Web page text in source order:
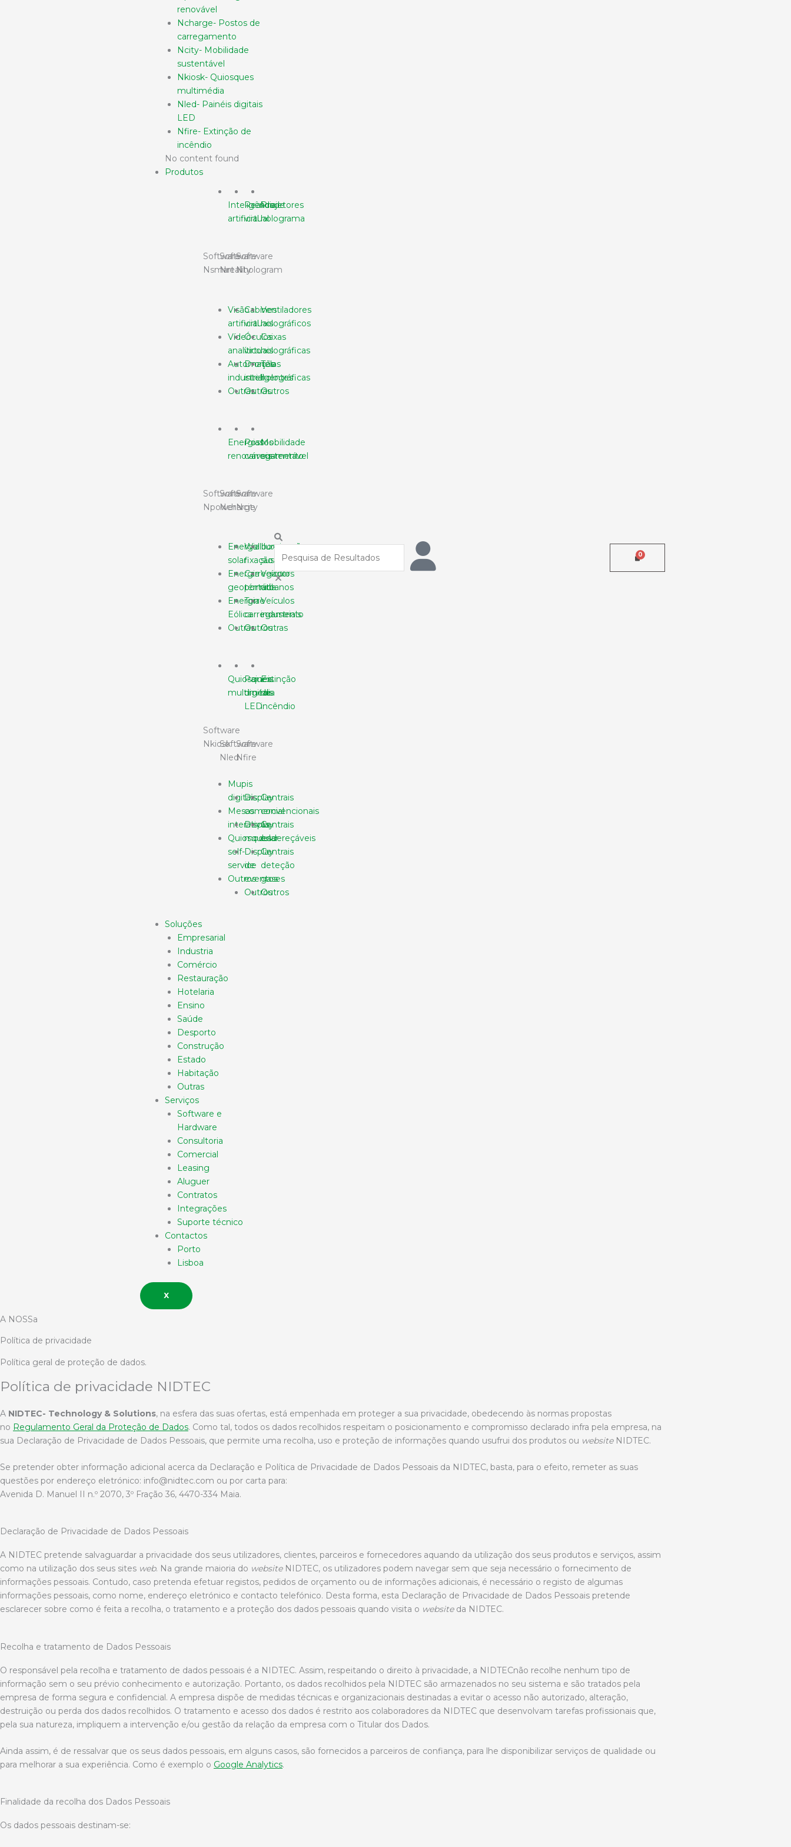
renovável
Ncharge- Postos de
carregamento
Ncity- Mobilidade
sustentável
Nkiosk- Quiosques
multimédia
Nled- Painéis digitais
LED
Nfire- Extinção de
incêndio
No content found
Produtos
Inteligência
artificial
Software
Nsmart
Visão
artificial
Vídeo
analítico
Automação
industrial
Outras
Energias
renováveis
Software
Npower
Energia
solar
Energia
geotérmica
Energia
Eólica
Outras
Quiosques
multimédia
Software
Nkiosk
Mupis
digitais
Mesas
interativas
Quiosques
self-
service
Outros
Realidade
virtual
Software
Nreality
Cabines
virtuais
Óculos
virtuais
Drones
inteligentes
Outras
Postos
carregamento
Software
Ncharge
Wallbox
fixação
Carregador
portátil
Torre
carregamento
Outros
Painéis
digitais
LED
Software
Nled
Display
comercial
Display
modular
Display
de
eventos
Outros
Projetores
holograma
Software
Nhologram
Ventiladores
holográficos
Caixas
holográficas
Telas
holográficas
Outros
Mobilidade
sustentável
Software
Ncity
Iluminação
sustentável
Veículos
urbanos
Veículos
industriais
Outras
Extinção
de
incêndio
Software
Nfire
Centrais
convencionais
Centrais
endereçáveis
Centrais
deteção
gases
Outros
Soluções
Empresarial
Industria
Comércio
Restauração
Hotelaria
Ensino
Saúde
Desporto
Construção
Estado
Habitação
Outras
Serviços
Software e
Hardware
Consultoria
Comercial
Leasing
Aluguer
Contratos
Integrações
Suporte técnico
Contactos
Porto
Lisboa
X
Procurar
A NOSSa
Política de privacidade
Política geral de proteção de dados.
Política de privacidade NIDTEC
A NIDTEC- Technology & Solutions, na esfera das suas ofertas, está empenhada em proteger a sua privacidade, obedecendo às normas propostas
no Regulamento Geral da Proteção de Dados. Como tal, todos os dados recolhidos respeitam o posicionamento e compromisso declarado infra pela empresa, na
sua Declaração de Privacidade de Dados Pessoais, que permite uma recolha, uso e proteção de informações quando usufrui dos produtos ou websiteNIDTEC.
Se pretender obter informação adicional acerca da Declaração e Política de Privacidade de Dados Pessoais da NIDTEC, basta, para o efeito, remeter as suas
questões por endereço eletrónico: info@nidtec.com ou por carta para:
Avenida D. Manuel II n.º 2070, 3º Fração 36, 4470-334 Maia.
Declaração de Privacidade de Dados Pessoais
A NIDTEC pretende salvaguardar a privacidade dos seus utilizadores, clientes, parceiros e fornecedores aquando da utilização dos seus produtos e serviços, assim
como na utilização dos seus sites web. Na grande maioria do websiteNIDTEC, os utilizadores podem navegar sem que seja necessário o fornecimento de
informações pessoais. Contudo, caso pretenda efetuar registos, pedidos de orçamento ou de informações adicionais, é necessário o registo de algumas
informações pessoais, como nome, endereço eletrónico e contacto telefónico. Desta forma, esta Declaração de Privacidade de Dados Pessoais pretende
esclarecer sobre como é feita a recolha, o tratamento e a proteção dos dados pessoais quando visita o websiteda NIDTEC.
Recolha e tratamento de Dados Pessoais
O responsável pela recolha e tratamento de dados pessoais é a NIDTEC. Assim, respeitando o direito à privacidade, a NIDTECnão recolhe nenhum tipo de
informação sem o seu prévio conhecimento e autorização. Portanto, os dados recolhidos pela NIDTEC são armazenados no seu sistema e são tratados pela
empresa de forma segura e confidencial. A empresa dispõe de medidas técnicas e organizacionais destinadas a evitar o acesso não autorizado, alteração,
destruição ou perda dos dados recolhidos. O tratamento e acesso dos dados é restrito aos colaboradores da NIDTEC que desenvolvam tarefas profissionais que,
pela sua natureza, impliquem a intervenção e/ou gestão da relação da empresa com o Titular dos Dados.
Ainda assim, é de ressalvar que os seus dados pessoais, em alguns casos, são fornecidos a parceiros de confiança, para lhe disponibilizar serviços de qualidade ou
para melhorar a sua experiência. Como é exemplo o Google Analytics.
Finalidade da recolha dos Dados Pessoais
Os dados pessoais destinam-se: